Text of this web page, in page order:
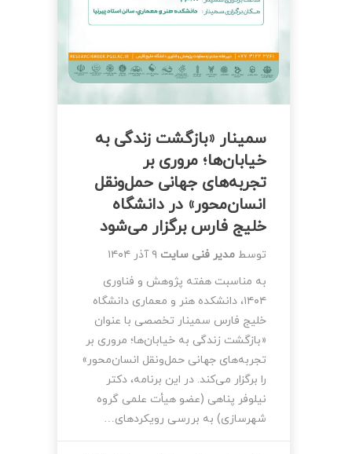
سمینار «بازگشت زندگی به
خیابان‌ها؛ مروری بر
تجربه‌های جهانی حمل‌ونقل
انسان‌محور» در دانشگاه
خلیج فارس برگزار می‌شود
توسط مدیر فنی سایت ۹ آذر ۱۴۰۴
به مناسبت هفته پژوهش و فناوری
۱۴۰۴، دانشکده هنر و معماری دانشگاه
خلیج فارس سمینار تخصصی با عنوان
«بازگشت زندگی به خیابان‌ها؛ مروری بر
تجربه‌های جهانی حمل‌ونقل انسان‌محور»
را برگزار می‌کند. در این برنامه، دکتر
نیلوفر پناهی (عضو هیأت علمی گروه
شهرسازی) به بررسی رویکردهای…